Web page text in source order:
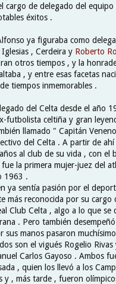
cargo de delegado del equipo
éxitos .
ya figuraba como
, Cerdeira y Roberto
otros tiempos , y la
, y entre esas facetas
tiempos inmemorables .
del Celta desde el año
futbolista celtiña y gran
llamado " Capitán
del Celta . A partir de ahí
al club de su vida , con el
la primera mujer-juez del
1963 .
ya sentía pasión por el
más reconocida por su cargo
Club Celta , algo a lo que se
. Pero también
sus manos pasaron
son el vigués Rogelio Rivas
Carlos Gayoso . Ambos
, quien los llevó a los
y , más tarde , fueron